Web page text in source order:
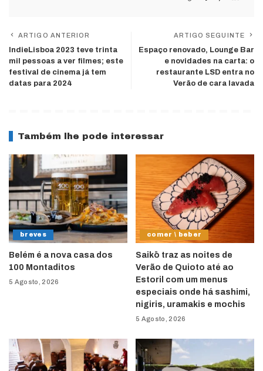
ARTIGO ANTERIOR
IndieLisboa 2023 teve trinta
mil pessoas a ver filmes; este
festival de cinema já tem
datas para 2024
ARTIGO SEGUINTE
Espaço renovado, Lounge Bar
e novidades na carta: o
restaurante LSD entra no
Verão de cara lavada
Também lhe pode interessar
breves
Belém é a nova casa dos
100 Montaditos
5 Agosto, 2026
comer \ beber
Saikō traz as noites de
Verão de Quioto até ao
Estoril com um menus
especiais onde há sashimi,
nigiris, uramakis e mochis
5 Agosto, 2026